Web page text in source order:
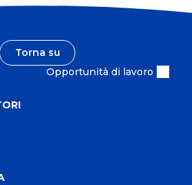
s
o
n
s
i
l
e
Torna su
Opportunità di lavoro